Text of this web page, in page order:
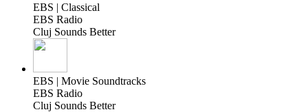
EBS | Classical
EBS Radio
Cluj Sounds Better
EBS | Movie Soundtracks
EBS Radio
Cluj Sounds Better